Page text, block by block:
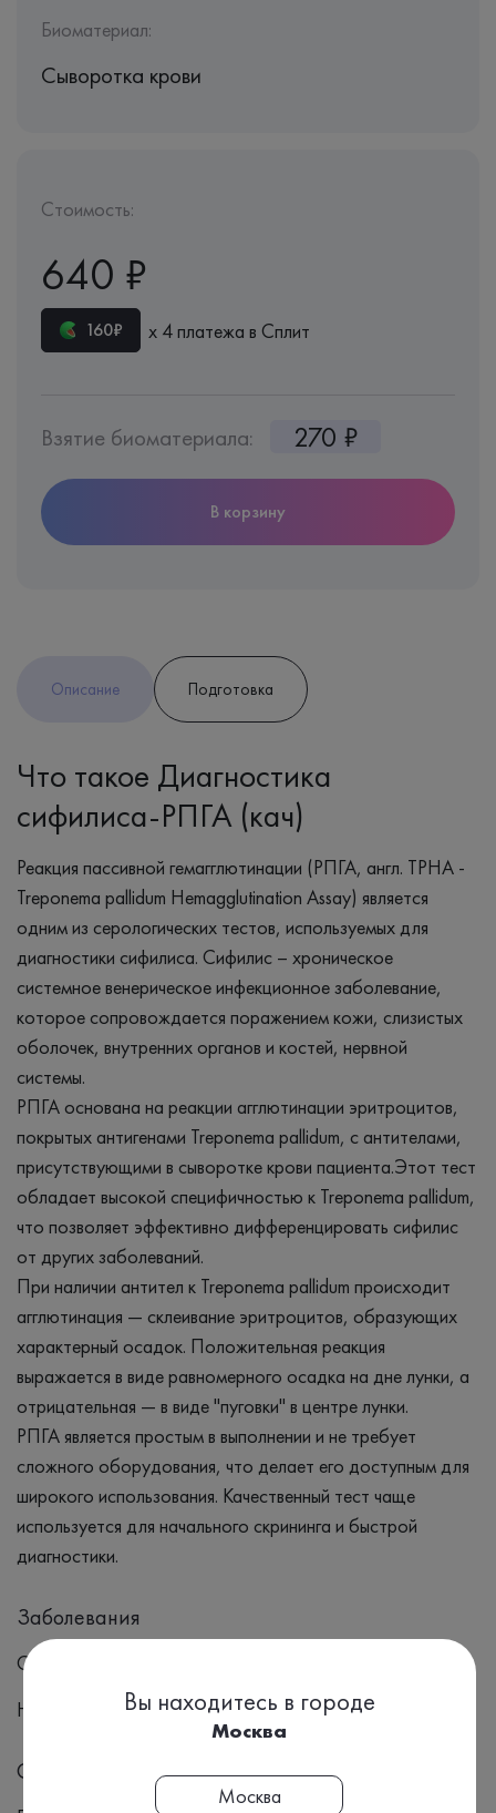
Биоматериал:
Сыворотка крови
Стоимость:
640 ₽
160₽ х 4 платежа в Сплит
Взятие биоматериала: 270 ₽
В корзину
Описание Подготовка
Что такое Диагностика
сифилиса-РПГА (кач)
Реакция пассивной гемагглютинации (РПГА, англ. TPHA -
Treponema pallidum Hemagglutination Assay) является
одним из серологических тестов, используемых для
диагностики сифилиса. Сифилис – хроническое
системное венерическое инфекционное заболевание,
которое сопровождается поражением кожи, слизистых
оболочек, внутренних органов и костей, нервной
системы.
РПГА основана на реакции агглютинации эритроцитов,
покрытых антигенами Treponema pallidum, с антителами,
присутствующими в сыворотке крови пациента.Этот тест
обладает высокой специфичностью к Treponema pallidum,
что позволяет эффективно дифференцировать сифилис
от других заболеваний.
При наличии антител к Treponema pallidum происходит
агглютинация — склеивание эритроцитов, образующих
характерный осадок. Положительная реакция
выражается в виде равномерного осадка на дне лунки, а
отрицательная — в виде "пуговки" в центре лунки.
РПГА является простым в выполнении и не требует
сложного оборудования, что делает его доступным для
широкого использования. Качественный тест чаще
используется для начального скрининга и быстрой
диагностики.
Заболевания
Сифилис
Нейросифилис
Симптомы
Вы находитесь в городе
Москва
Москва